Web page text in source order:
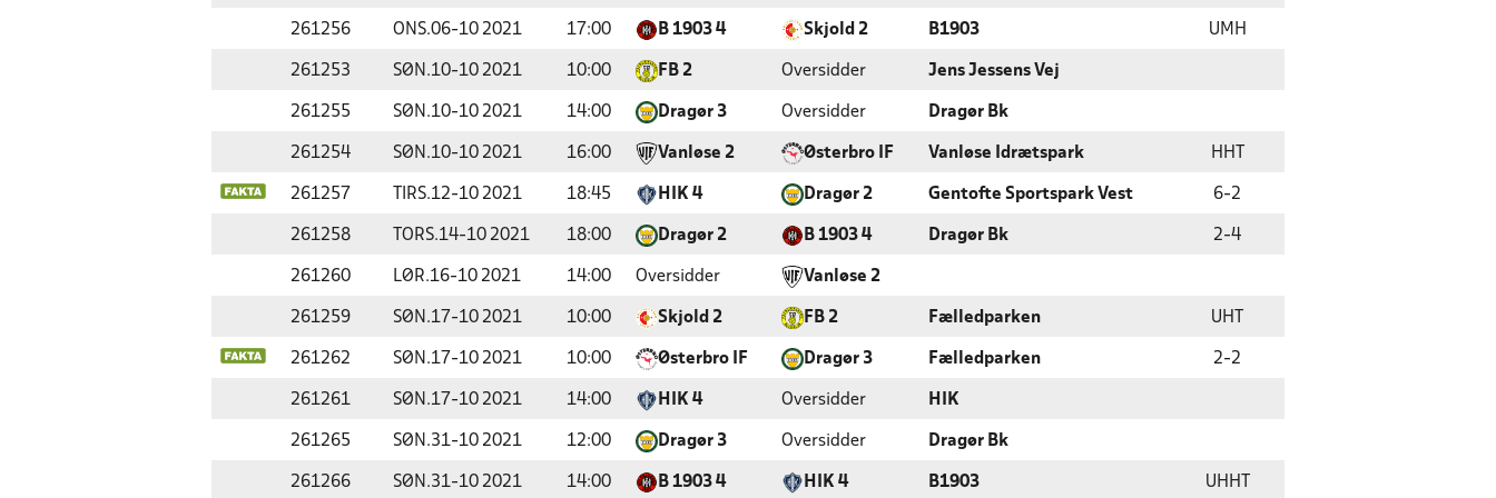
261256 ONS.06-10 2021 17:00 B 1903 4 Skjold 2 B1903 UMH
261253 SØN.10-10 2021 10:00 FB 2 Oversidder Jens Jessens Vej
261255 SØN.10-10 2021 14:00 Dragør 3 Oversidder Dragør Bk
261254 SØN.10-10 2021 16:00 Vanløse 2 Østerbro IF Vanløse Idrætspark HHT
261257 TIRS.12-10 2021 18:45 HIK 4 Dragør 2 Gentofte Sportspark Vest 6-2
261258 TORS.14-10 2021 18:00 Dragør 2 B 1903 4 Dragør Bk 2-4
261260 LØR.16-10 2021 14:00 Oversidder Vanløse 2
261259 SØN.17-10 2021 10:00 Skjold 2 FB 2 Fælledparken UHT
261262 SØN.17-10 2021 10:00 Østerbro IF Dragør 3 Fælledparken 2-2
261261 SØN.17-10 2021 14:00 HIK 4 Oversidder HIK
261265 SØN.31-10 2021 12:00 Dragør 3 Oversidder Dragør Bk
261266 SØN.31-10 2021 14:00 B 1903 4 HIK 4 B1903 UHHT